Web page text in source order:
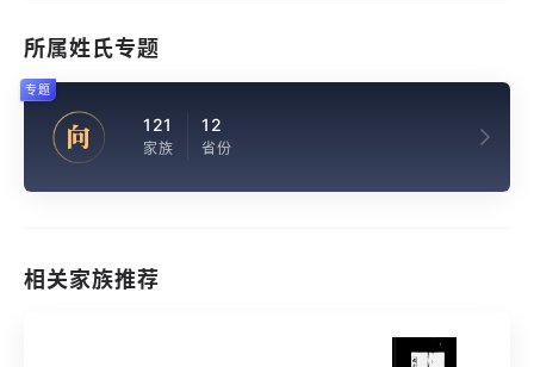
所属姓氏专题
向 121
家族
12
省份
专题
相关家族推荐